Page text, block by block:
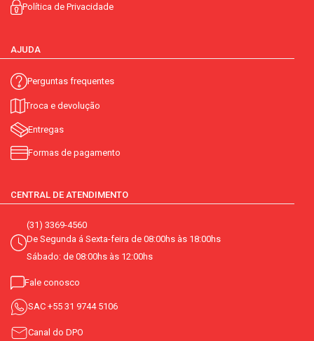
Política de Privacidade
AJUDA
Perguntas frequentes
Troca e devolução
Entregas
Formas de pagamento
CENTRAL DE ATENDIMENTO
(31) 3369-4560
De Segunda á Sexta-feira de 08:00hs às 18:00hs
Sábado: de 08:00hs às 12:00hs
Fale conosco
SAC +55 31 9744 5106
Canal do DPO